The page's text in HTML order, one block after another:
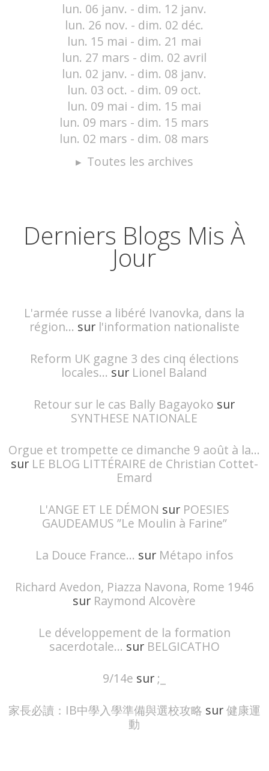
lun. 06 janv. - dim. 12 janv.
lun. 26 nov. - dim. 02 déc.
lun. 15 mai - dim. 21 mai
lun. 27 mars - dim. 02 avril
lun. 02 janv. - dim. 08 janv.
lun. 03 oct. - dim. 09 oct.
lun. 09 mai - dim. 15 mai
lun. 09 mars - dim. 15 mars
lun. 02 mars - dim. 08 mars
Toutes les archives
Derniers Blogs Mis À
Jour
L'armée russe a libéré Ivanovka, dans la
région... sur l'information nationaliste
Reform UK gagne 3 des cinq élections
locales... sur Lionel Baland
Retour sur le cas Bally Bagayoko sur
SYNTHESE NATIONALE
Orgue et trompette ce dimanche 9 août à la...
sur LE BLOG LITTÉRAIRE de Christian Cottet-
Emard
L'ANGE ET LE DÉMON sur POESIES
GAUDEAMUS ”Le Moulin à Farine”
La Douce France... sur Métapo infos
Richard Avedon, Piazza Navona, Rome 1946
sur Raymond Alcovère
Le développement de la formation
sacerdotale... sur BELGICATHO
9/14e sur ;_
家長必讀：IB中學入學準備與選校攻略 sur健康運
動